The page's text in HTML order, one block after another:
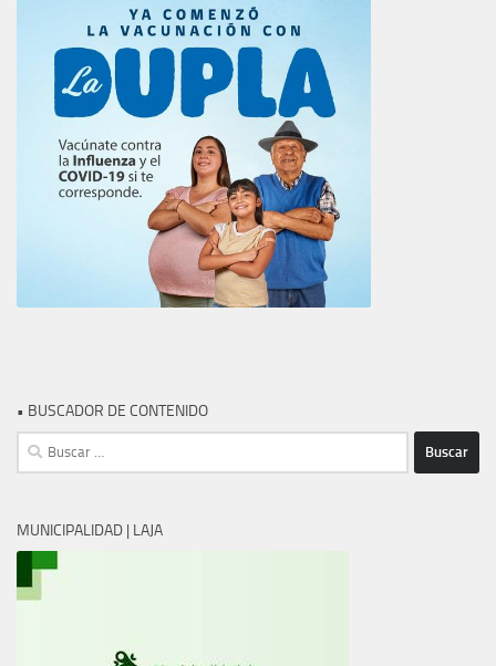
• BUSCADOR DE CONTENIDO
Buscar:
MUNICIPALIDAD | LAJA